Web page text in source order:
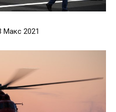
Макс 2021